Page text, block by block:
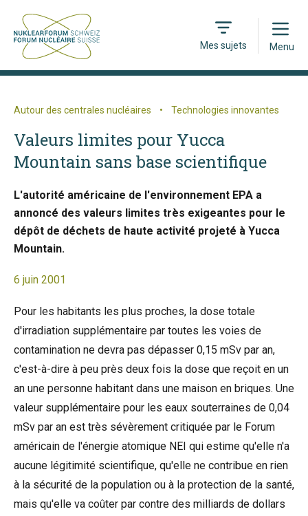
Mes sujets
Open
Menu
Autour des centrales nucléaires • Technologies innovantes
Valeurs limites pour Yucca
Mountain sans base scientifique
L'autorité américaine de l'environnement EPA a
annoncé des valeurs limites très exigeantes pour le
dépôt de déchets de haute activité projeté à Yucca
Mountain.
6 juin 2001
Pour les habitants les plus proches, la dose totale
d'irradiation supplémentaire par toutes les voies de
contamination ne devra pas dépasser 0,15 mSv par an,
c'est-à-dire à peu près deux fois la dose que reçoit en un
an une personne habitant dans une maison en briques. Une
valeur supplémentaire pour les eaux souterraines de 0,04
mSv par an est très sévèrement critiquée par le Forum
américain de l'énergie atomique NEI qui estime qu'elle n'a
aucune légitimité scientifique, qu'elle ne contribue en rien
à la sécurité de la population ou à la protection de la santé,
mais qu'elle va coûter par contre des milliards de dollars